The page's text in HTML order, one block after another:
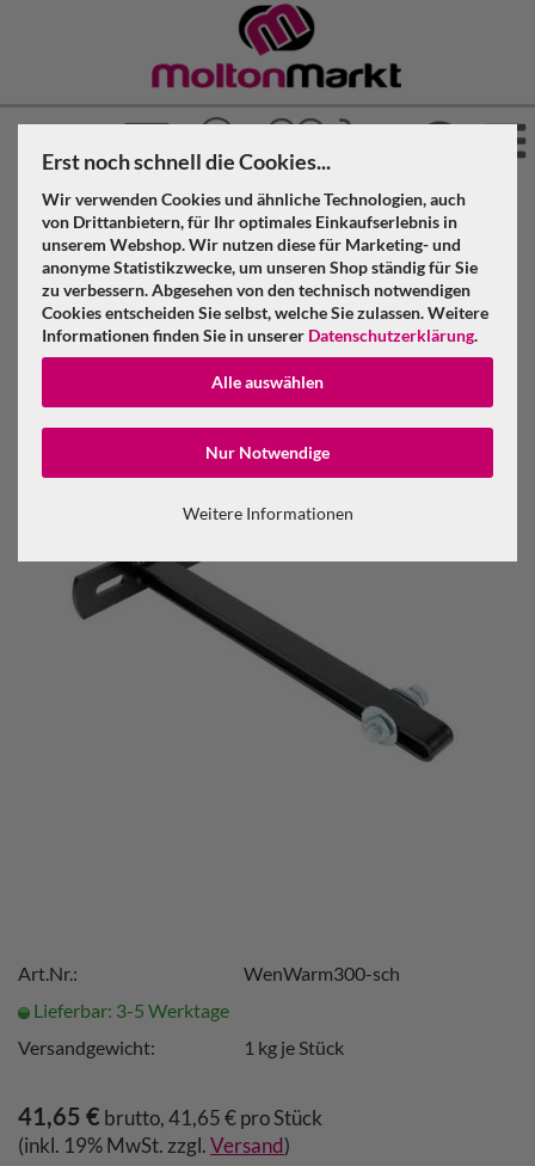
Erst noch schnell die Cookies...
Wir verwenden Cookies und ähnliche Technologien, auch
von Drittanbietern, für Ihr optimales Einkaufserlebnis in
unserem Webshop. Wir nutzen diese für Marketing- und
anonyme Statistikzwecke, um unseren Shop ständig für Sie
zu verbessern. Abgesehen von den technisch notwendigen
Cookies entscheiden Sie selbst, welche Sie zulassen. Weitere
Informationen finden Sie in unserer Datenschutzerklärung.
Alle auswählen
Nur Notwendige
Weitere Informationen
Konto erstellen
Molton Markt » Molton Zubehör »
Schienensystem Vorhang »
Wentex Eurotrack Wandarm 300 mm, schwarz –
Wandhalterung für Vorhangschiene
Wentex Eurotrack Wandarm 300 mm,
schwarz – Wandhalterung für
Vorhangschiene
Art.Nr.:
WenWarm300-sch
Lieferbar: 3-5 Werktage
Versandgewicht:
1 kg je Stück
41,65 € brutto, 41,65 € pro Stück
(inkl. 19% MwSt. zzgl. Versand )